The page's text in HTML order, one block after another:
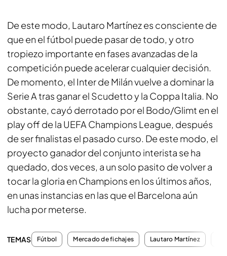
De este modo, Lautaro Martínez es consciente de
que en el fútbol puede pasar de todo, y otro
tropiezo importante en fases avanzadas de la
competición puede acelerar cualquier decisión.
De momento, el Inter de Milán vuelve a dominar la
Serie A tras ganar el Scudettoy la Coppa Italia. No
obstante, cayó derrotado por el Bodo/Glimt en el
play off de la UEFA Champions League, después
de ser finalistas el pasado curso. De este modo, el
proyecto ganador del conjunto interista se ha
quedado, dos veces, a un solo pasito de volver a
tocar la gloria en Champions en los últimos años,
en unas instancias en las que el Barcelona aún
lucha por meterse.
TEMAS Fútbol Mercado de fichajes Lautaro Martínez